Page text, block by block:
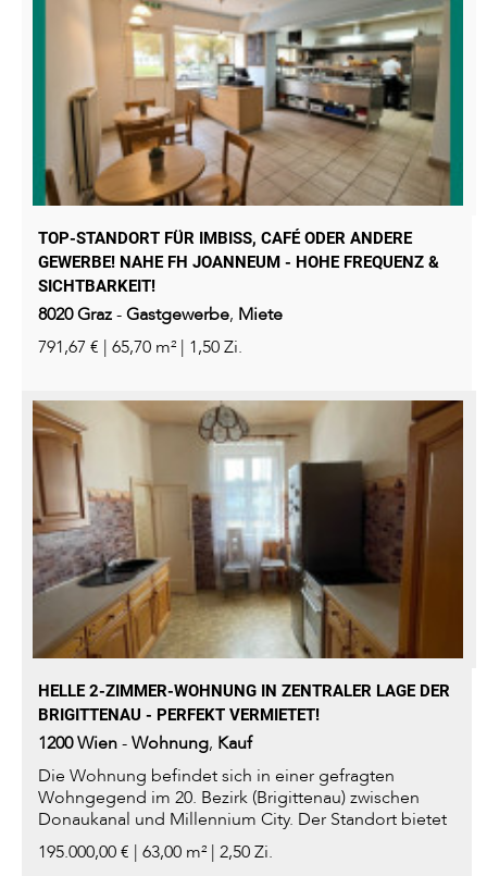
TOP-STANDORT FÜR IMBISS, CAFÉ ODER ANDERE
GEWERBE! NAHE FH JOANNEUM - HOHE FREQUENZ &
SICHTBARKEIT!
8020Graz-Gastgewerbe, Miete
791,67 € | 65,70 m² | 1,50 Zi.
HELLE 2-ZIMMER-WOHNUNG IN ZENTRALER LAGE DER
BRIGITTENAU - PERFEKT VERMIETET!
1200Wien-Wohnung, Kauf
Die Wohnung befindet sich in einer gefragten
Wohngegend im 20. Bezirk (Brigittenau) zwischen
Donaukanal und Millennium City. Der Standort bietet
eine hervorragende...
195.000,00 € | 63,00 m² | 2,50 Zi.